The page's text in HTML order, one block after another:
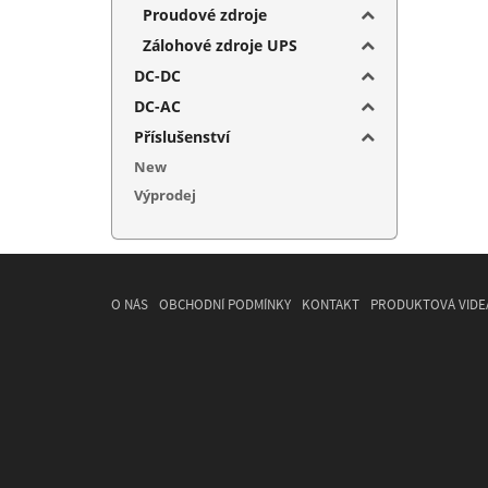
Proudové zdroje
Zálohové zdroje UPS
DC-DC
DC-AC
Příslušenství
New
Výprodej
O NÁS OBCHODNÍ PODMÍNKY KONTAKT PRODUKTOVÁ